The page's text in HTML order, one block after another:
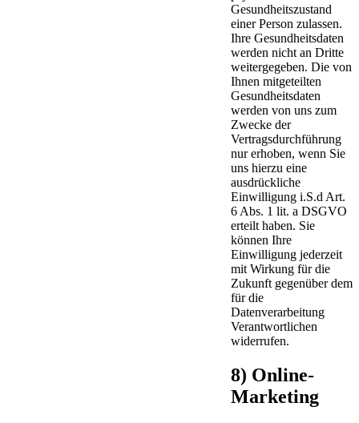
Gesundheitszustand
einer Person zulassen.
Ihre Gesundheitsdaten
werden nicht an Dritte
weitergegeben. Die von
Ihnen mitgeteilten
Gesundheitsdaten
werden von uns zum
Zwecke der
Vertragsdurchführung
nur erhoben, wenn Sie
uns hierzu eine
ausdrückliche
Einwilligung i.S.d Art.
6 Abs. 1 lit. a DSGVO
erteilt haben. Sie
können Ihre
Einwilligung jederzeit
mit Wirkung für die
Zukunft gegenüber dem
für die
Datenverarbeitung
Verantwortlichen
widerrufen.
8) Online-
Marketing